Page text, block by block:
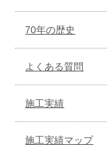
70年の歴史
よくある質問
施工実績
施工実績マップ